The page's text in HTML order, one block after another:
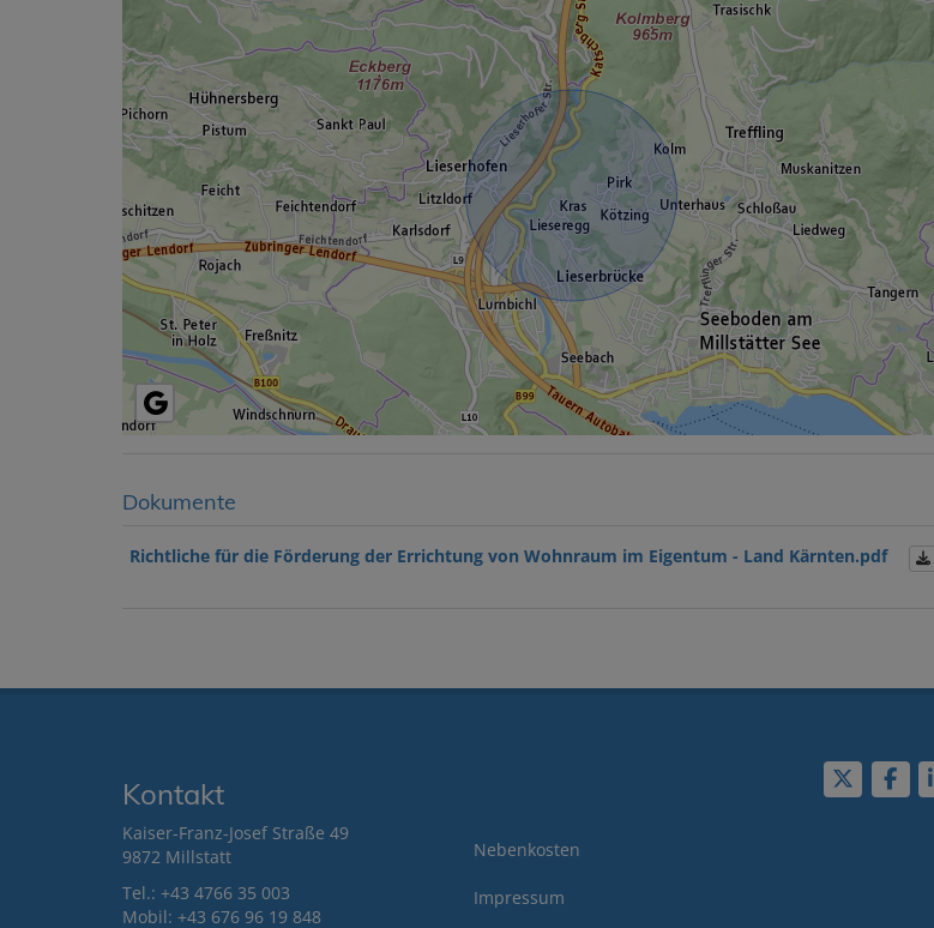
Dokumente
Richtliche für die Förderung der Errichtung von Wohnraum im Eigentum - Land Kärnten.pdf
Kontakt
Kaiser-Franz-Josef Straße 49
9872 Millstatt
Tel.: +43 4766 35 003
Mobil: +43 676 96 19 848
Nebenkosten
Impressum